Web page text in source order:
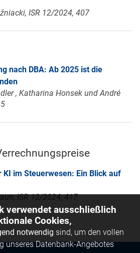
ISR 12/2024, 407
nach DBA: Ab 2025 ist die
, Katharina Honsek und André
im Steuerwesen: Ein Blick auf
ISR 12/2024, 417
verwendet ausschließlich
Cookies,
notwendig sind, um den vollen
unseres Datenbank-Angebotes